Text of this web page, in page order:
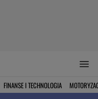
FINANSE I TECHNOLOGIA